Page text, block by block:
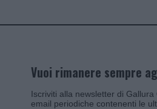
Vuoi rimanere sempre
Iscriviti alla newsletter di
email periodiche contenenti le